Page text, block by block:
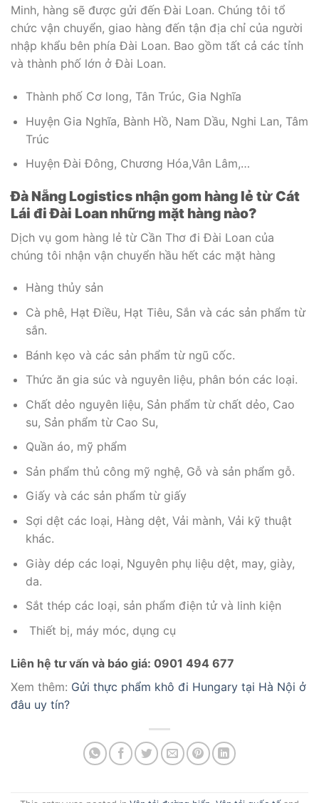
Minh, hàng sẽ được gửi đến Đài Loan. Chúng tôi tổ
chức vận chuyển, giao hàng đến tận địa chỉ của người
nhập khẩu bên phía Đài Loan. Bao gồm tất cả các tỉnh
và thành phố lớn ở Đài Loan.
Thành phố Cơ long, Tân Trúc, Gia Nghĩa
Huyện Gia Nghĩa, Bành Hồ, Nam Dầu, Nghi Lan, Tâm
Trúc
Huyện Đài Đông, Chương Hóa,Vân Lâm,…
Đà Nẵng Logistics nhận gom hàng lẻ từ Cát
Lái đi Đài Loan những mặt hàng nào?
Dịch vụ gom hàng lẻ từ Cần Thơ đi Đài Loan của
chúng tôi nhận vận chuyển hầu hết các mặt hàng
Hàng thủy sản
Cà phê, Hạt Điều, Hạt Tiêu, Sắn và các sản phẩm từ
sắn.
Bánh kẹo và các sản phẩm từ ngũ cốc.
Thức ăn gia súc và nguyên liệu, phân bón các loại.
Chất dẻo nguyên liệu, Sản phẩm từ chất dẻo, Cao
su, Sản phẩm từ Cao Su,
Quần áo, mỹ phẩm
Sản phẩm thủ công mỹ nghệ, Gỗ và sản phẩm gỗ.
Giấy và các sản phẩm từ giấy
Sợi dệt các loại, Hàng dệt, Vải mành, Vải kỹ thuật
khác.
Giày dép các loại, Nguyên phụ liệu dệt, may, giày,
da.
Sắt thép các loại, sản phẩm điện tử và linh kiện
Thiết bị, máy móc, dụng cụ
Liên hệ tư vấn và báo giá: 0901 494 677
Xem thêm: Gửi thực phẩm khô đi Hungary tại Hà Nội ở
đâu uy tín?